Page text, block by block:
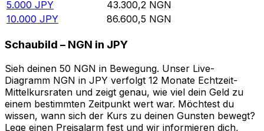
5.000 JPY 43.300,2 NGN
10.000 JPY 86.600,5 NGN
Schaubild – NGN in JPY
Sieh deinen 50 NGN in Bewegung. Unser Live-
Diagramm NGN in JPY verfolgt 12 Monate Echtzeit-
Mittelkursraten und zeigt genau, wie viel dein Geld zu
einem bestimmten Zeitpunkt wert war. Möchtest du
wissen, wann sich der Kurs zu deinen Gunsten bewegt?
Lege einen Preisalarm fest und wir informieren dich,